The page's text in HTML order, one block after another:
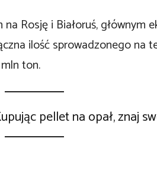
Rosję i Białoruś, głównym
ilość sprowadzonego na
ton.
pellet na opał, znaj